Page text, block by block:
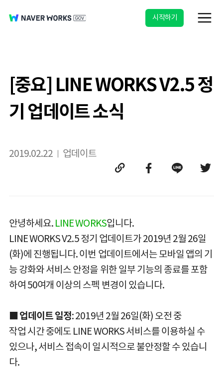
시작하기
[중요] LINE WORKS V2.5 정
기 업데이트 소식
2019.02.22 업데이트
안녕하세요. LINE WORKS입니다.
LINE WORKS V2.5 정기 업데이트가 2019년 2월 26일
(화)에 진행됩니다. 이번 업데이트에서는 모바일 앱의 기
능 강화와 서비스 안정을 위한 일부 기능의 종료를 포함
하여 50여개 이상의 스펙 변경이 있습니다.
■ 업데이트 일정: 2019년 2월 26일(화) 오전 중
작업 시간 중에도 LINE WORKS 서비스를 이용하실 수
있으나, 서비스 접속이 일시적으로 불안정할 수 있습니
다.